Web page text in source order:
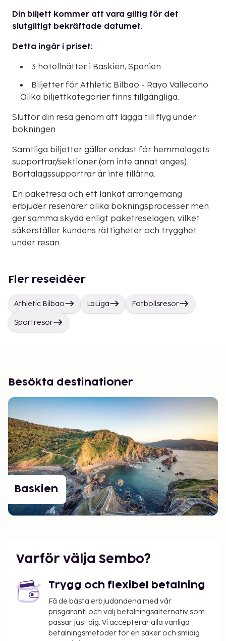
Din biljett kommer att vara giltig för det
slutgiltigt bekräftade datumet.
Detta ingår i priset:
3 hotellnätter i Baskien, Spanien
Biljetter för Athletic Bilbao - Rayo Vallecano.
Olika biljettkategorier finns tillgängliga.
Slutför din resa genom att lägga till flyg under
bokningen
Samtliga biljetter gäller endast för hemmalagets
supportrar/sektioner (om inte annat anges).
Bortalagssupportrar är inte tillåtna.
En paketresa och ett länkat arrangemang
erbjuder resenärer olika bokningsprocesser men
ger samma skydd enligt paketreselagen, vilket
säkerställer kundens rättigheter och trygghet
under resan.
Fler reseidéer
Athletic Bilbao LaLiga Fotbollsresor
Sportresor
Besökta destinationer
Baskien
Varför välja Sembo?
Trygg och flexibel betalning
Få de bästa erbjudandena med vår
prisgaranti och välj betalningsalternativ som
passar just dig. Vi accepterar alla vanliga
betalningsmetoder för en säker och smidig